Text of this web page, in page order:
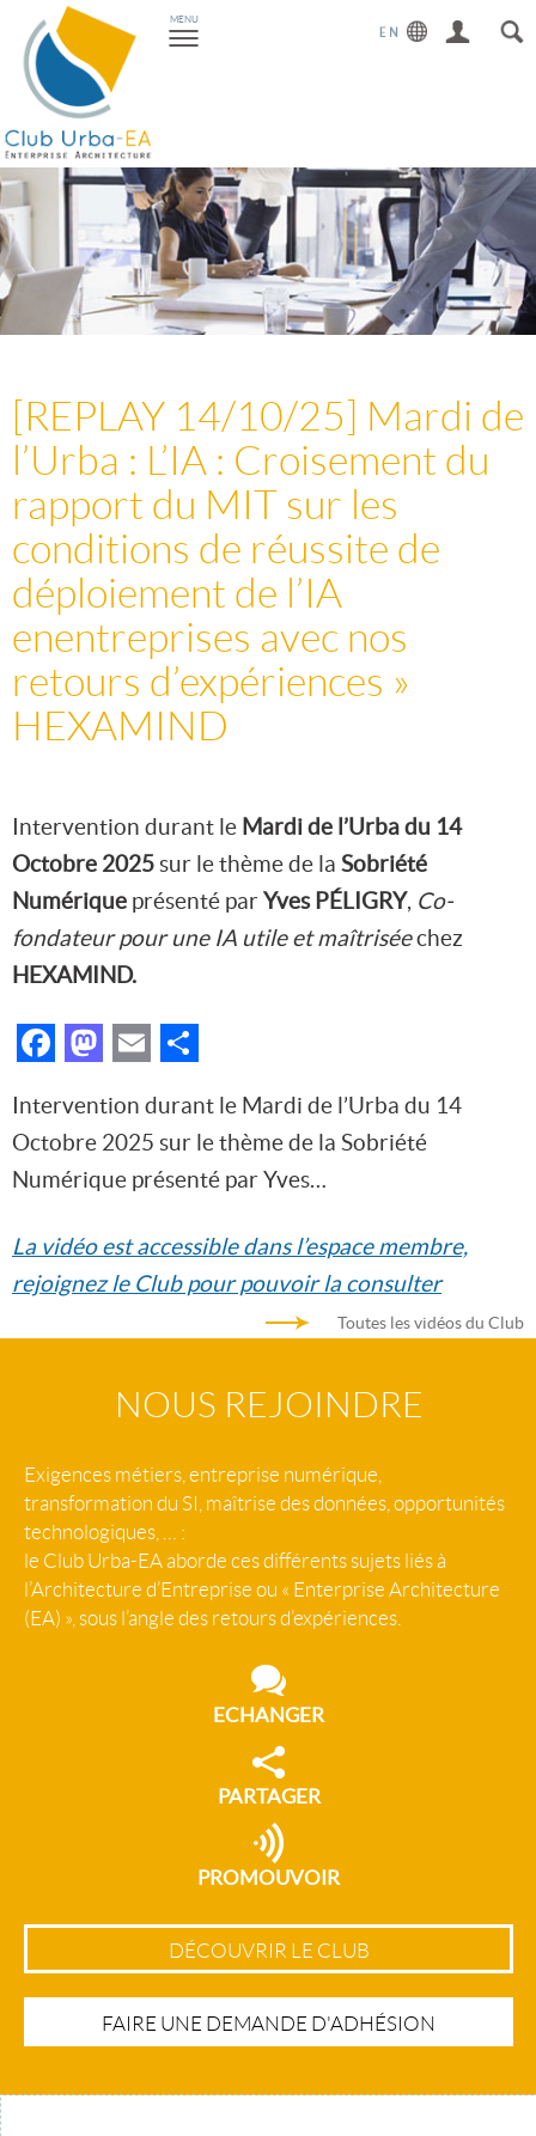
Toggle
navigation
MENU
[REPLAY 14/10/25] Mardi de
l’Urba : L’IA : Croisement du
rapport du MIT sur les
conditions de réussite de
déploiement de l’IA
enentreprises avec nos
retours d’expériences »
HEXAMIND
Intervention durant le Mardi de l’Urba du 14
Octobre 2025sur le thème de la Sobriété
Numérique présenté par Yves PÉLIGRY, Co-
fondateur pour une IA utile et maîtriséechez
HEXAMIND.
Facebook
Mastodon
Email
Intervention durant le Mardi de l’Urba du 14
Octobre 2025 sur le thème de la Sobriété
Numérique présenté par Yves…
La vidéo est accessible dans l’espace membre,
rejoignez le Club pour pouvoir la consulter
Toutes les vidéos du Club
NOUS REJOINDRE
Exigences métiers, entreprise numérique,
transformation du SI, maîtrise des données, opportunités
technologiques, … :
le Club Urba-EA aborde ces différents sujets liés à
l’Architecture d’Entreprise ou « Enterprise Architecture
(EA) », sous l’angle des retours d’expériences.
ECHANGER
PARTAGER
PROMOUVOIR
DÉCOUVRIR LE CLUB
FAIRE UNE DEMANDE D'ADHÉSION